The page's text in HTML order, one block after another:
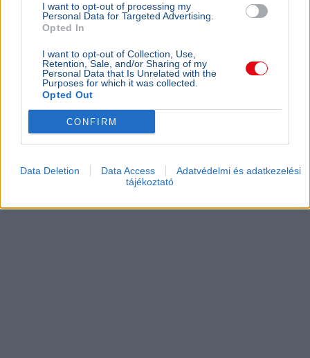
I want to opt-out of processing my
Personal Data for Targeted Advertising.
Opted In
I want to opt-out of Collection, Use,
Retention, Sale, and/or Sharing of my
Personal Data that Is Unrelated with the
Purposes for which it was collected.
Opted Out
CONFIRM
Data Deletion Data Access
Adatvédelmi és adatkezelési
tájékoztató